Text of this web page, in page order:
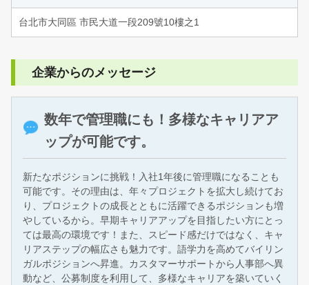
台北市大同區 市民大道一段209號10樓之1
企業からのメッセージ
数年で管理職にも！多様なキャリアア
ップが可能です。
新たなポジションに挑戦！入社1年後に管理職になることも
可能です。その理由は、年々プロジェクトを拡大し続けてお
り、プロジェクトの成長とともに活躍できるポジションも増
やしているから。早期キャリアアップを目指したい方にとっ
ては最高の環境です！また、スピード感だけではなく、キャ
リアステップの幅広さも魅力です。語学力を高めてバイリン
ガルポジションへ昇進。カスタマーサポートから人事部へ異
動など、公募制度を利用して、多様なキャリアを築いていく